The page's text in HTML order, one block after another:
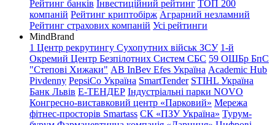
Рейтинг банків Інвестиційний рейтинг ТОП 200
компаній Рейтинг криптобірж Аграрний незламний
Рейтинг страхових компаній Усі рейтинги
MindBrand
1 Центр рекрутингу Сухопутних військ ЗСУ 1-й
Окремий Центр Безпілотних Систем СБС 59 ОШБр БпС
"Степові Хижаки" AB InBev Efes Україна Academic Hub
Pivdenny PepsiCo Україна SmartTender STIHL Україна
Банк Львів Е-ТЕНДЕР Індустріальні парки NOVO
Конгресно-виставковий центр «Парковий» Мережа
фітнес-просторів Smartass СК «ПЗУ Україна» Турум-